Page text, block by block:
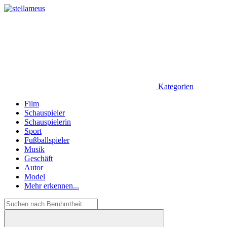
Kategorien
Film
Schauspieler
Schauspielerin
Sport
Fußballspieler
Musik
Geschäft
Autor
Model
Mehr erkennen...